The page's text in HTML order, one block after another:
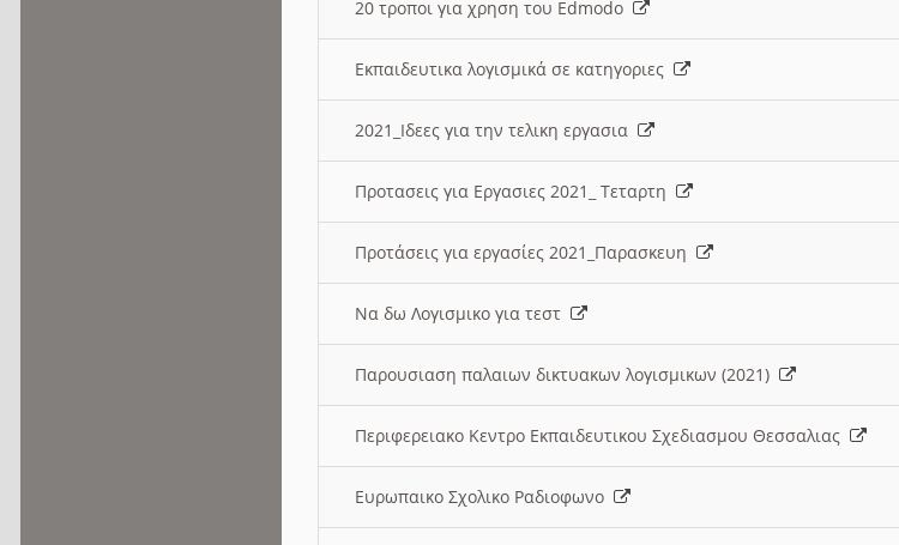
20 τροποι για χρηση του Edmodo
Εκπαιδευτικα λογισμικά σε κατηγοριες
2021_Ιδεες για την τελικη εργασια
Προτασεις για Εργασιες 2021_ Τεταρτη
Προτάσεις για εργασίες 2021_Παρασκευη
Να δω Λογισμικο για τεστ
Παρουσιαση παλαιων δικτυακων λογισμικων (2021)
Περιφερειακο Κεντρο Εκπαιδευτικου Σχεδιασμου Θεσσαλιας
Ευρωπαικο Σχολικο Ραδιοφωνο